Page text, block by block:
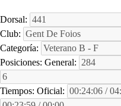
Dorsal:
Club:
Categoría:
Posiciones: General:
Tiempos: Oficial: